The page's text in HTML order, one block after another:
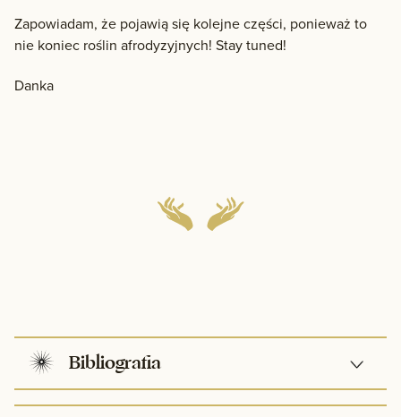
Zapowiadam, że pojawią się kolejne części, ponieważ to
nie koniec roślin afrodyzyjnych! Stay tuned!
Danka
Bibliografia